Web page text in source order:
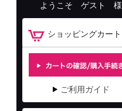
ようこそ ゲスト 様
ショッピングカート
ご利用ガイド